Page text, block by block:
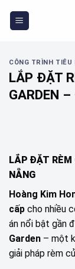
CÔNG TRÌNH TIÊU
LẮP ĐẶT
GARDEN
LẮP ĐẶT RÈM
NẴNG
Hoàng Kim
cấp cho nhiều
án nổi bật gần
Garden – một
giải pháp rèm